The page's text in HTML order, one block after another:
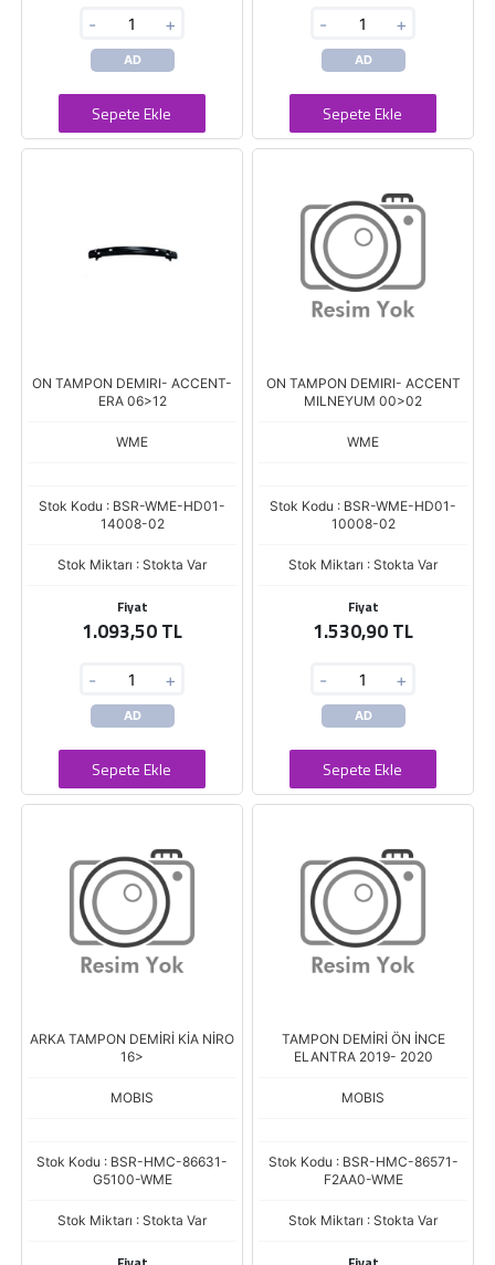
- +
AD
Sepete Ekle
- +
AD
Sepete Ekle
ON TAMPON DEMIRI- ACCENT-
ERA 06>12
WME
Stok Kodu : BSR-WME-HD01-
14008-02
Stok Miktarı : Stokta Var
Fiyat
1.093,50 TL
- +
AD
Sepete Ekle
ON TAMPON DEMIRI- ACCENT
MILNEYUM 00>02
WME
Stok Kodu : BSR-WME-HD01-
10008-02
Stok Miktarı : Stokta Var
Fiyat
1.530,90 TL
- +
AD
Sepete Ekle
ARKA TAMPON DEMİRİ KİA NİRO
16>
MOBIS
Stok Kodu : BSR-HMC-86631-
G5100-WME
Stok Miktarı : Stokta Var
TAMPON DEMİRİ ÖN İNCE
ELANTRA 2019- 2020
MOBIS
Stok Kodu : BSR-HMC-86571-
F2AA0-WME
Stok Miktarı : Stokta Var